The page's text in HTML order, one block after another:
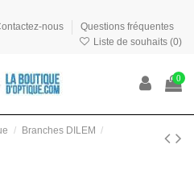
nous
Questions fréquentes
Liste de souhaits (0)
0
Branches DILEM